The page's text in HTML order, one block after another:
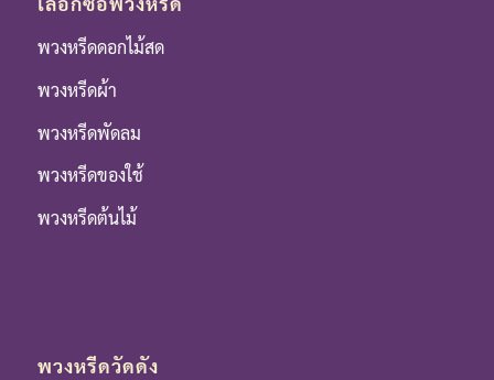
พวงหรีดดอกไม้สด
พวงหรีดผ้า
พวงหรีดพัดลม
พวงหรีดของใช้
พวงหรีดต้นไม้
พวงหรีดวัดดัง